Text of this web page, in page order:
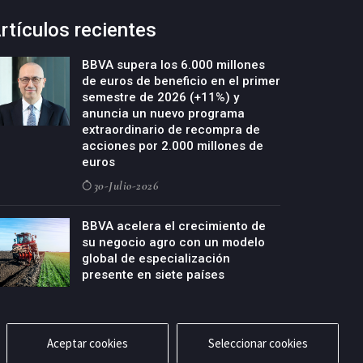
recientes
BBVA supera los 6.000 millones
de euros de beneficio en el primer
semestre de 2026 (+11%) y
anuncia un nuevo programa
extraordinario de recompra de
acciones por 2.000 millones de
euros
30-Julio-2026
BBVA acelera el crecimiento de
su negocio agro con un modelo
global de especialización
presente en siete países
Aceptar cookies Seleccionar cookies